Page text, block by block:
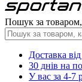
Пошук за
Доставка
30 днів на
У вас за 4-7